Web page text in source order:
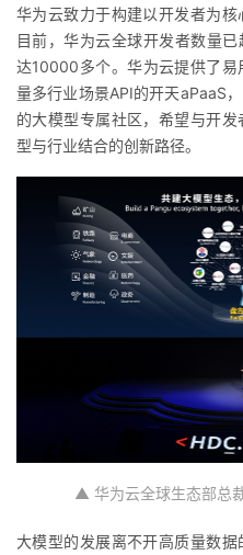
华为云致力于构建以开发者为核
目前，华为云全球开发者数量
达10000多个。华为云提供了
量多行业场景API的开天aPaaS
的大模型专属社区，希望与开
型与行业结合的创新路径。
▲ 华为云全球生态部总
大模型的发展离不开高质量数